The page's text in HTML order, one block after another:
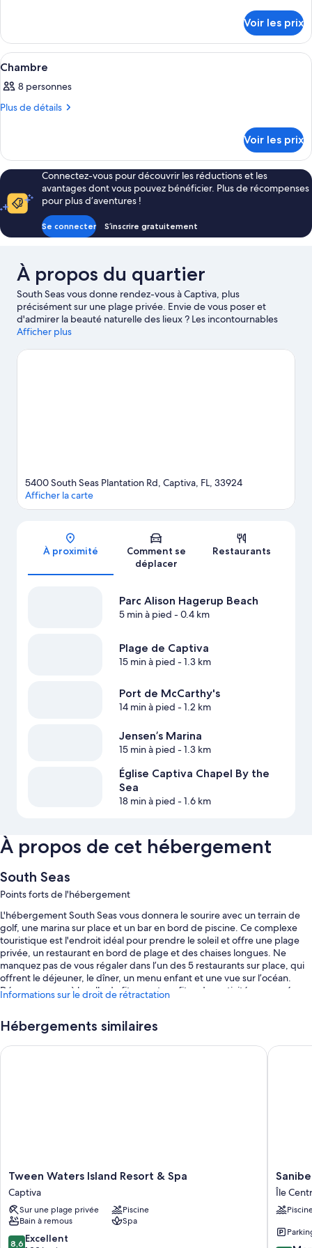
type
de
chambre :
Chambre
le
type
de
Chambre
Voir les prix
Afficher
toutes
les
photos
type
de
chambre :
Chambre
Un lit bien fait, agrémenté d’un
7
Chambre
8 personnes
Plus de détails
Plus
le
type
de
chambre
Chambre
Voir les prix
Connectez-vous pour découvrir les réductions et les
avantages dont vous pouvez bénéficier. Plus de récompenses
pour plus d’aventures !
Se connecter S’inscrire gratuitement
À propos du quartier
South Seas vous donne rendez-vous à Captiva, plus
précisément sur une plage privée. Envie de vous poser et
d'admirer la beauté naturelle des lieux ? Les incontournables
Plage de Bowman et Plage sud de Sanibel Island vous attendent
places à l'illustre Dunes Golf & Tennis Club. Pour une agréable
Afficher plus
Carte
5400 South Seas Plantation Rd, Captiva, FL, 33924
Afficher la carte
À proximité
Comment se
déplacer
Restaurants
Parc Alison Hagerup Beach
5 min à pied - 0.4 km
Plage de Captiva
15 min à pied - 1.3 km
Port de McCarthy's
14 min à pied - 1.2 km
Jensen’s Marina
15 min à pied - 1.3 km
Église Captiva Chapel By the
Sea
18 min à pied - 1.6 km
À propos de cet hébergement
South Seas
Points forts de l'hébergement
L'hébergement South Seas vous donnera le sourire avec un terrain de
golf, une marina sur place et un bar en bord de piscine. Ce complexe
touristique est l'endroit idéal pour prendre le soleil et offre une plage
privée, un restaurant en bord de plage et des chaises longues. Ne
manquez pas de vous régaler dans l’un des 5 restaurants sur place, qui
offrent le déjeuner, le dîner, un menu enfant et une vue sur l’océan.
Dépensez-vous à la salle de fitness et profitez des activités proposées,
épicerie, des boutiques de créateur sur place et un brasero.
Autres petits plus de ce complexe touristique :
place
Caractéristiques des chambres
Les 279 chambres sont équipées de touches de confort comme une
literie de qualité supérieure et un système de réglage de la
Informations sur le droit de rétractation
Hébergements similaires
Tween
Waters
Island
Resort
&
Spa
Tween Waters Island Resort & Spa
Captiva
Sur une plage privée
Piscine
Bain à remous
Spa
8.6
8,6 Excellent
Tween Waters Island Resort & Spa
Sanibel
Island
Beach
Resort
Centrale
Île
Sanibel